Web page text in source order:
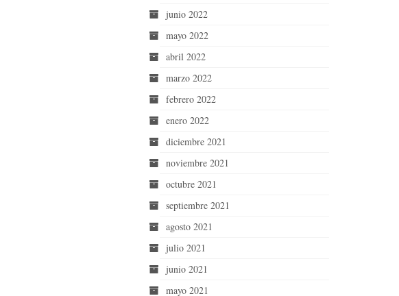
junio 2022
mayo 2022
abril 2022
marzo 2022
febrero 2022
enero 2022
diciembre 2021
noviembre 2021
octubre 2021
septiembre 2021
agosto 2021
julio 2021
junio 2021
mayo 2021